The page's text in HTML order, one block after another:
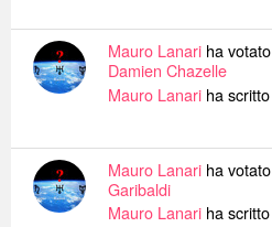
Mauro Lanari ha votato
Damien Chazelle
Mauro Lanari ha scritto
Mauro Lanari ha votato
Garibaldi
Mauro Lanari ha scritto